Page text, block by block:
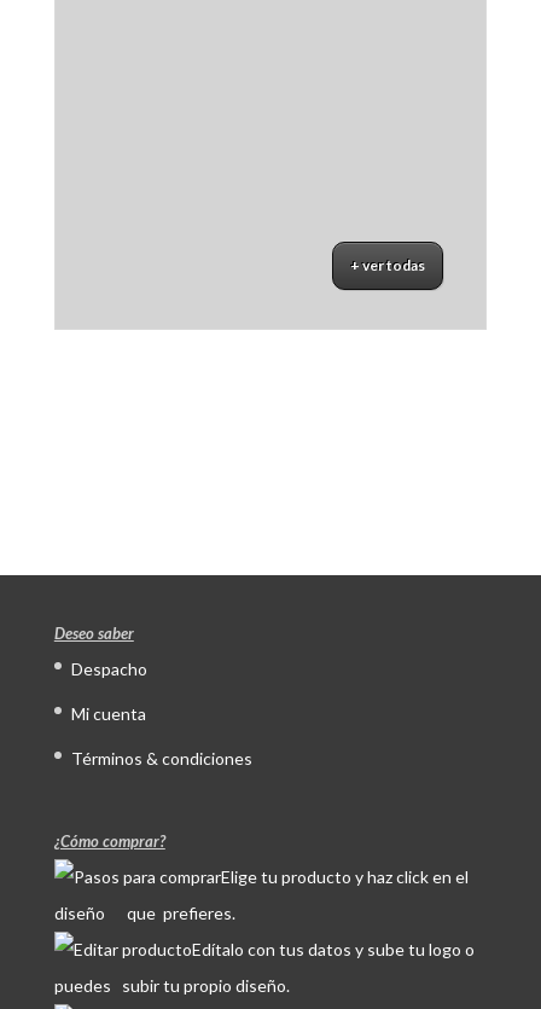
+ ver todas
Deseo saber
Despacho
Mi cuenta
Términos & condiciones
¿Cómo comprar?
Elige tu producto y haz click en el
diseño que prefieres.
Edítalo con tus datos y sube tu logo o
puedes subir tu propio diseño.